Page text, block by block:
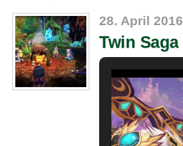
28. April 2016
Twin Saga